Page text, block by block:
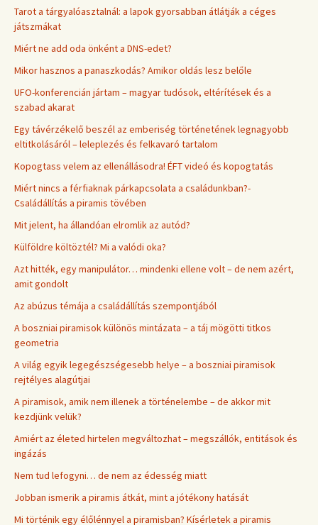
Tarot a tárgyalóasztalnál: a lapok gyorsabban átlátják a céges
játszmákat
Miért ne add oda önként a DNS-edet?
Mikor hasznos a panaszkodás? Amikor oldás lesz belőle
UFO-konferencián jártam – magyar tudósok, eltérítések és a
szabad akarat
Egy távérzékelő beszél az emberiség történetének legnagyobb
eltitkolásáról – leleplezés és felkavaró tartalom
Kopogtass velem az ellenállásodra! ÉFT videó és kopogtatás
Miért nincs a férfiaknak párkapcsolata a családunkban?-
Családállítás a piramis tövében
Mit jelent, ha állandóan elromlik az autód?
Külföldre költöztél? Mi a valódi oka?
Azt hitték, egy manipulátor… mindenki ellene volt – de nem azért,
amit gondolt
Az abúzus témája a családállítás szempontjából
A boszniai piramisok különös mintázata – a táj mögötti titkos
geometria
A világ egyik legegészségesebb helye – a boszniai piramisok
rejtélyes alagútjai
A piramisok, amik nem illenek a történelembe – de akkor mit
kezdjünk velük?
Amiért az életed hirtelen megváltozhat – megszállók, entitások és
ingázás
Nem tud lefogyni… de nem az édesség miatt
Jobban ismerik a piramis átkát, mint a jótékony hatását
Mi történik egy élőlénnyel a piramisban? Kísérletek a piramis